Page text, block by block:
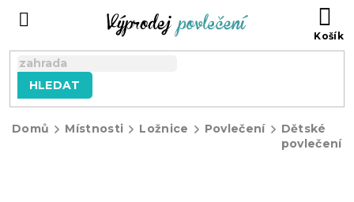
HLEDAT
Domů Místnosti Ložnice Povlečení
Dětské
povlečení